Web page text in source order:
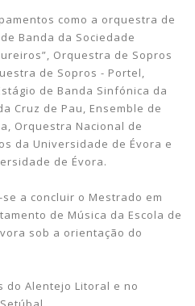
como a orquestra de
Banda da Sociedade
Orquestra de Sopros
de Sopros - Portel,
de Banda Sinfónica da
Cruz de Pau, Ensemble de
Orquestra Nacional de
da Universidade de Évora e
de Évora.
a concluir o Mestrado em
de Música da Escola de
sob a orientação do
do Alentejo Litoral e no